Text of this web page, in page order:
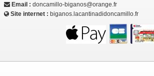
Email : doncamillo-biganos@orange.fr
Site internet : biganos.lacantinadidoncamillo.fr